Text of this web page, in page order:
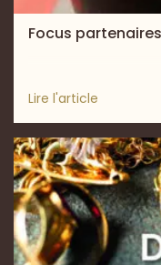
Focus
Lire l'article